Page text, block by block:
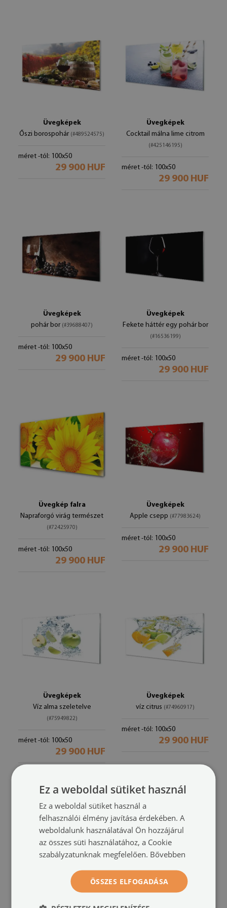
Üvegképek
Őszi borospohár (#489524575)
méret -tól: 100x50
29 900 HUF
Üvegképek
Cocktail málna lime citrom
(#425146195)
méret -tól: 100x50
29 900 HUF
Üvegképek
pohár bor (#39688407)
méret -tól: 100x50
29 900 HUF
Üvegképek
Fekete háttér egy pohár bor
(#16536199)
méret -tól: 100x50
29 900 HUF
Üvegkép falra
Napraforgó virág természet
(#72425970)
méret -tól: 100x50
29 900 HUF
Üvegképek
Apple csepp (#77983624)
méret -tól: 100x50
29 900 HUF
Üvegképek
Víz alma szeletelve
(#75949822)
méret -tól: 100x50
29 900 HUF
Üvegképek
víz citrus (#74960917)
méret -tól: 100x50
29 900 HUF
Üvegképek
Ez a weboldal sütiket használ
Ez a weboldal sütiket használ a
felhasználói élmény javítása érdekében. A
weboldalunk használatával Ön hozzájárul
az összes süti használatához, a Cookie
szabályzatunknak megfelelően. Bővebben
ÖSSZES ELFOGADÁSA